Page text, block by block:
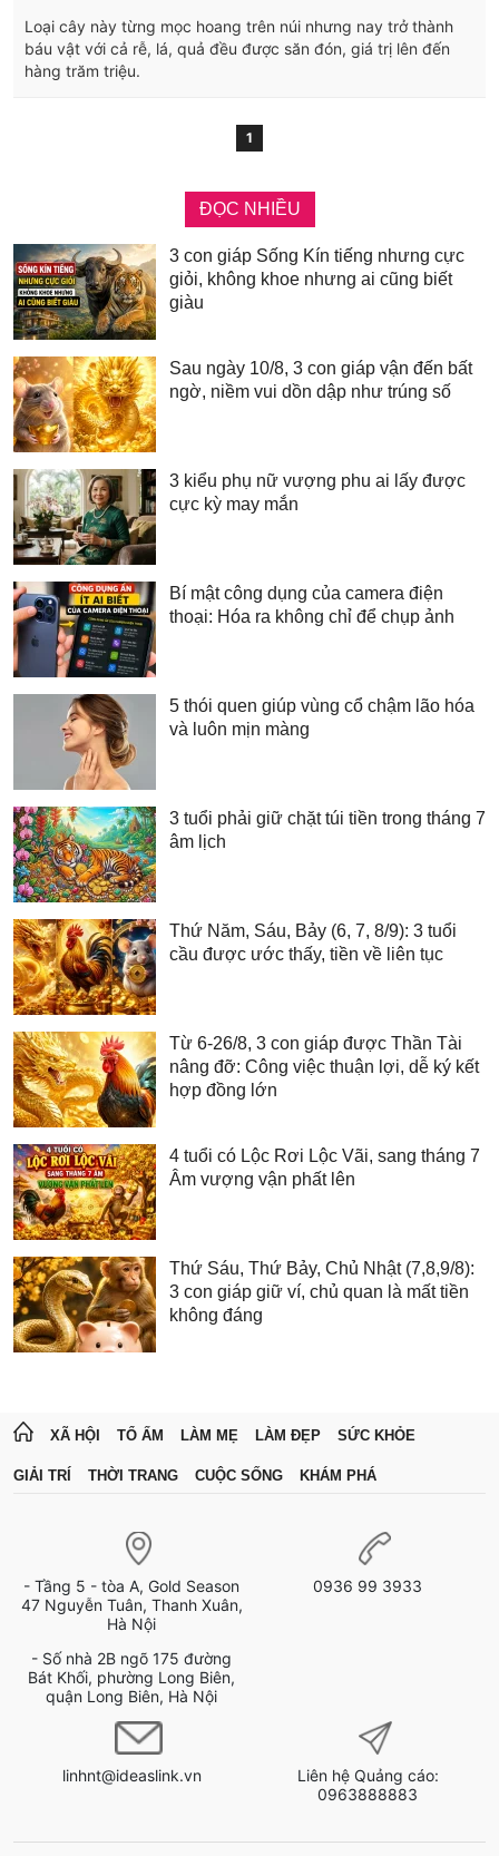
Loại cây này từng mọc hoang trên núi nhưng nay trở thành
báu vật với cả rễ, lá, quả đều được săn đón, giá trị lên đến
hàng trăm triệu.
1
ĐỌC NHIỀU
3 con giáp Sống Kín tiếng nhưng cực
giỏi, không khoe nhưng ai cũng biết
giàu
Sau ngày 10/8, 3 con giáp vận đến bất
ngờ, niềm vui dồn dập như trúng số
3 kiểu phụ nữ vượng phu ai lấy được
cực kỳ may mắn
Bí mật công dụng của camera điện
thoại: Hóa ra không chỉ để chụp ảnh
5 thói quen giúp vùng cổ chậm lão hóa
và luôn mịn màng
3 tuổi phải giữ chặt túi tiền trong tháng 7
âm lịch
Thứ Năm, Sáu, Bảy (6, 7, 8/9): 3 tuổi
cầu được ước thấy, tiền về liên tục
Từ 6-26/8, 3 con giáp được Thần Tài
nâng đỡ: Công việc thuận lợi, dễ ký kết
hợp đồng lớn
4 tuổi có Lộc Rơi Lộc Vãi, sang tháng 7
Âm vượng vận phất lên
Thứ Sáu, Thứ Bảy, Chủ Nhật (7,8,9/8):
3 con giáp giữ ví, chủ quan là mất tiền
không đáng
XÃ HỘI TỔ ẤM LÀM MẸ LÀM ĐẸP SỨC KHỎE
GIẢI TRÍ THỜI TRANG CUỘC SỐNG KHÁM PHÁ
- Tầng 5 - tòa A, Gold Season
47 Nguyễn Tuân, Thanh Xuân,
Hà Nội
- Số nhà 2B ngõ 175 đường
Bát Khối, phường Long Biên,
quận Long Biên, Hà Nội
0936 99 3933
linhnt@ideaslink.vn
Liên hệ Quảng cáo:
0963888883